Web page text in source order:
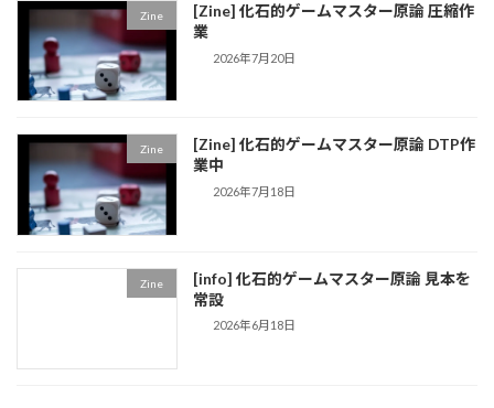
Zine
[Zine] 化石的ゲームマスター原論 圧縮作
業
2026年7月20日
Zine
[Zine] 化石的ゲームマスター原論 DTP作
業中
2026年7月18日
Zine
[info] 化石的ゲームマスター原論 見本を
常設
2026年6月18日